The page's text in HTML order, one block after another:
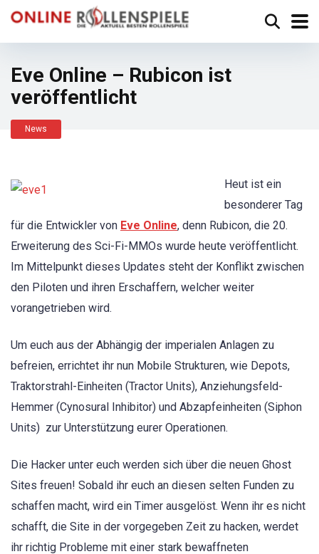
Eve Online – Rubicon ist
veröffentlicht
News
Heut ist ein
besonderer Tag
für die Entwickler von Eve Online, denn Rubicon, die 20.
Erweiterung des Sci-Fi-MMOs wurde heute veröffentlicht.
Im Mittelpunkt dieses Updates steht der Konflikt zwischen
den Piloten und ihren Erschaffern, welcher weiter
vorangetrieben wird.
Um euch aus der Abhängig der imperialen Anlagen zu
befreien, errichtet ihr nun Mobile Strukturen, wie Depots,
Traktorstrahl-Einheiten (Tractor Units), Anziehungsfeld-
Hemmer (Cynosural Inhibitor) und Abzapfeinheiten (Siphon
Units) zur Unterstützung eurer Operationen.
Die Hacker unter euch werden sich über die neuen Ghost
Sites freuen! Sobald ihr euch an diesen selten Funden zu
schaffen macht, wird ein Timer ausgelöst. Wenn ihr es nicht
schafft, die Site in der vorgegeben Zeit zu hacken, werdet
ihr richtig Probleme mit einer stark bewaffneten